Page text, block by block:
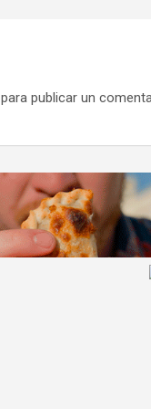
para publicar un